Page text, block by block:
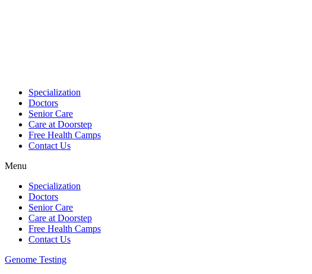
Specialization
Doctors
Senior Care
Care at Doorstep
Free Health Camps
Contact Us
Menu
Specialization
Doctors
Senior Care
Care at Doorstep
Free Health Camps
Contact Us
Genome Testing